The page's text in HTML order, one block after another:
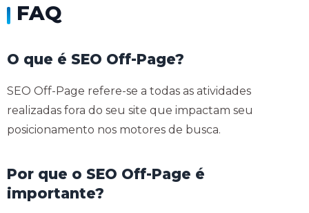
FAQ
O que é SEO Off-Page?
SEO Off-Page refere-se a todas as atividades
realizadas fora do seu site que impactam seu
posicionamento nos motores de busca.
Por que o SEO Off-Page é
importante?